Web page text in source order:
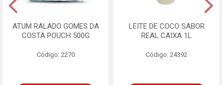
ATUM RALADO GOMES DA
COSTA POUCH 500G
Código: 2270
LEITE DE COCO SABOR
REAL CAIXA 1L
Código: 24392